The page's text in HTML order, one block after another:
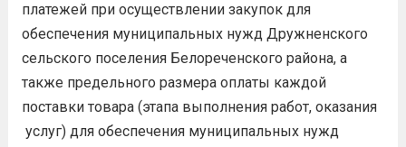
платежей при осуществлении закупок для
обеспечения муниципальных нужд Дружненского
сельского поселения Белореченского района, а
также предельного размера оплаты каждой
поставки товара (этапа выполнения работ, оказания
услуг) для обеспечения муниципальных нужд